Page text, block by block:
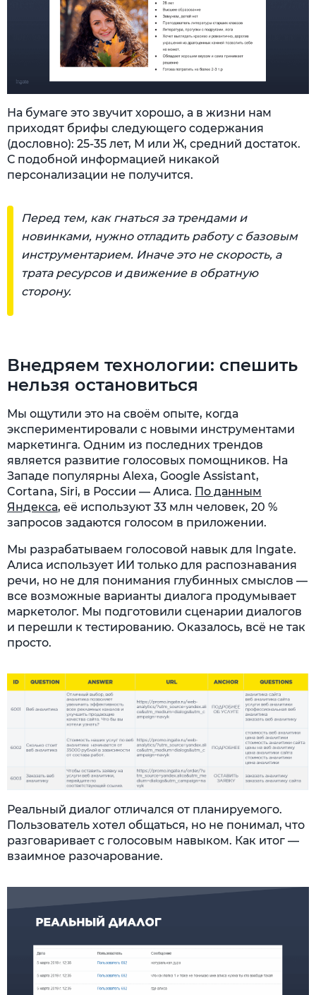
На бумаге это звучит хорошо, а в жизни нам
приходят брифы следующего содержания
(дословно): 25-35 лет, М или Ж, средний достаток.
С подобной информацией никакой
персонализации не получится.
Перед тем, как гнаться за трендами и
новинками, нужно отладить работу с базовым
инструментарием. Иначе это не скорость, а
трата ресурсов и движение в обратную
сторону.
Внедряем технологии: спешить
нельзя остановиться
Мы ощутили это на своём опыте, когда
экспериментировали с новыми инструментами
маркетинга. Одним из последних трендов
является развитие голосовых помощников. На
Западе популярны Alexa, Google Assistant,
Cortana, Siri, в России — Алиса. По данным
Яндекса, её используют 33 млн человек, 20 %
запросов задаются голосом в приложении.
Мы разрабатываем голосовой навык для Ingate.
Алиса использует ИИ только для распознавания
речи, но не для понимания глубинных смыслов —
все возможные варианты диалога продумывает
маркетолог. Мы подготовили сценарии диалогов
и перешли к тестированию. Оказалось, всё не так
просто.
Реальный диалог отличался от планируемого.
Пользователь хотел общаться, но не понимал, что
разговаривает с голосовым навыком. Как итог —
взаимное разочарование.